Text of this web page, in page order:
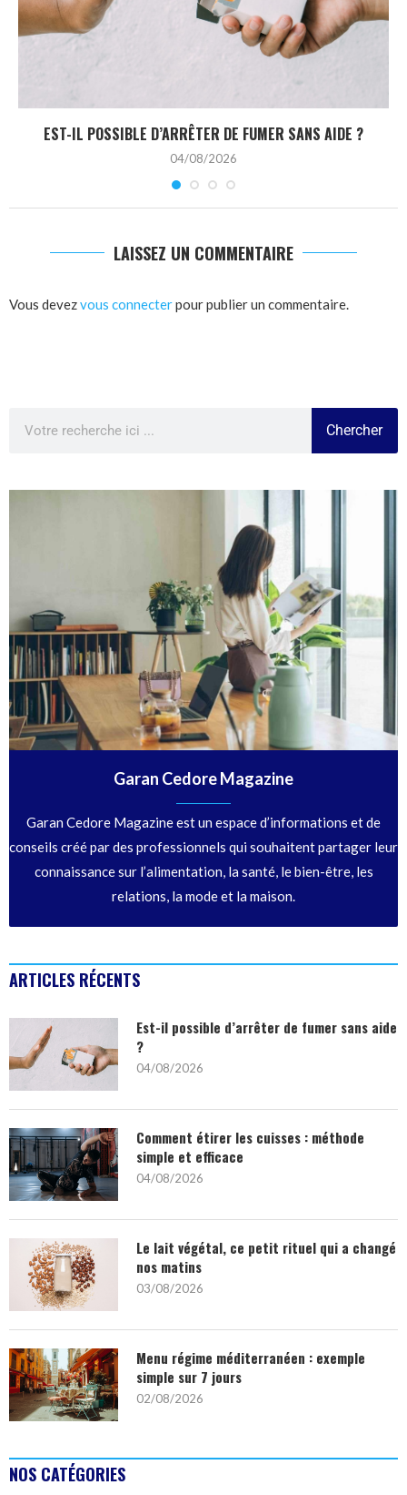
EST-IL POSSIBLE D’ARRÊTER DE FUMER SANS AIDE ?
04/08/2026
LAISSEZ UN COMMENTAIRE
Vous devezvous connecterpour publier un commentaire.
Chercher
Garan Cedore Magazine
Garan Cedore Magazine est un espace d’informations et de
conseils créé par des professionnels qui souhaitent partager leur
connaissance sur l’alimentation, la santé, le bien-être, les
relations, la mode et la maison.
ARTICLES RÉCENTS
Est-il possible d’arrêter de fumer sans aide
?
04/08/2026
Comment étirer les cuisses : méthode
simple et efficace
04/08/2026
Le lait végétal, ce petit rituel qui a changé
nos matins
03/08/2026
Menu régime méditerranéen : exemple
simple sur 7 jours
02/08/2026
NOS CATÉGORIES